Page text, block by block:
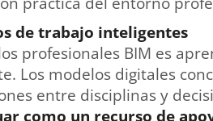
de trabajo inteligentes
profesionales BIM es
Los modelos digitales
entre disciplinas y
como un recurso de